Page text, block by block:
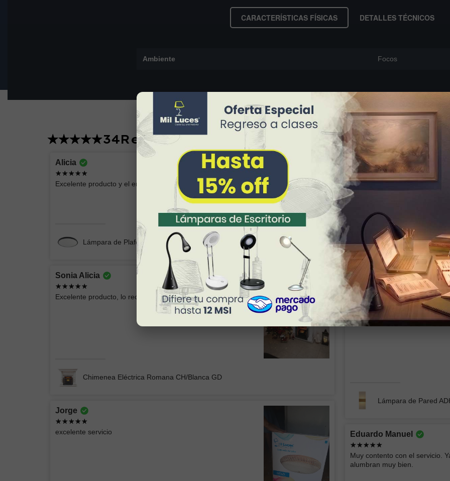
CARACTERÍSTICAS FÍSICAS DETALLES TÉCNICOS
Ambiente Focos
34Reviews
Alicia
Excelente producto y el envío seguro y rápido, muchas gracias!
Lámpara de Plafón AKARI 049 NG Luz Neutra
Marilu
Lo que esperaba. Muy bonita
Lámpara Semiplafón
Sonia Alicia
Excelente producto, lo recomiendo, esta hermosa la chimenea
Chimenea Eléctrica Romana CH/Blanca GD
Patricia
Buen producto!
Lámpara de Pared
Jorge
excelente servicio Eduardo Manuel
Muy contento con el servicio.
alumbran muy bien.
Lucero
Chimenea Eléctrica Romana CH/Blanca
Montserrat lizbeth
Ya había comprado esas lámparas y me
parecen geniales, el servicio fue súper
rápido y clara la info
Lámpara de Mesa ZIBAL
oscar
Todo bien
Andrey Moises Jorge
La lámpara se ve muy bien el único detalle
menor es que se ven algo los focos
Lámpara de Techo tipo Plafón WEST 002
ATK
EIDRIC
Buen producto y rápida entrega
Empotrado LED SIRAJ 012